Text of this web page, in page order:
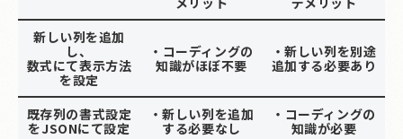
新しい列を追加
し、
数式にて表示方法
を設定
・コーディングの
知識がほぼ不要
・新しい列を別途
追加する必要あり
既存列の書式設定
をJSONにて設定
・新しい列を追加
する必要なし
・コーディングの
知識が必要